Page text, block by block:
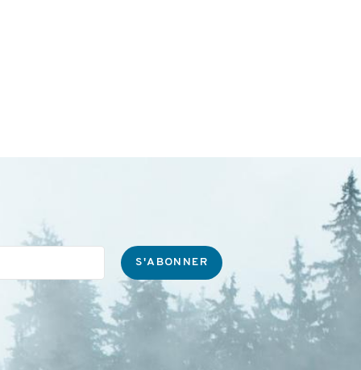
S'ABONNER